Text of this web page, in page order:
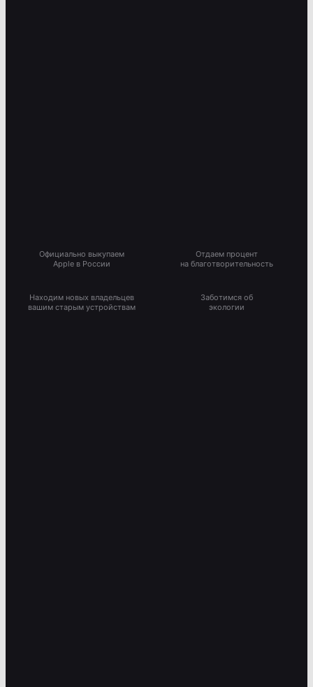
Официально выкупаем
Apple в России
Отдаем процент
на благотворительность
Находим новых владельцев
вашим старым устройствам
Заботимся об
экологии